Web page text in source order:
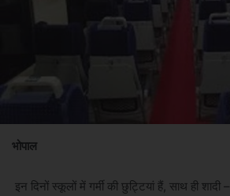
भोपाल
इन दिनों स्कूलों में गर्मी की छुट्टियां हैं, साथ ही